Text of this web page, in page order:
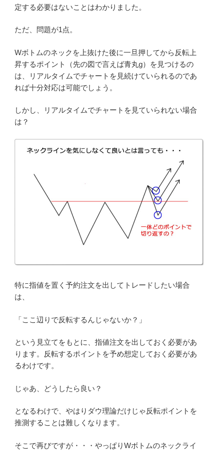
定する必要はないことはわかりました。
ただ、問題が1点。
Wボトムのネックを上抜けた後に一旦押してから反転上
昇するポイント（先の図で言えば青丸g）を見つけるの
は、リアルタイムでチャートを見続けていられるのであ
れば十分対応は可能でしょう。
しかし、リアルタイムでチャートを見ていられない場合
は？
特に指値を置く予約注文を出してトレードしたい場合
は、
「ここ辺りで反転するんじゃないか？」
という見立てをもとに、指値注文を出しておく必要があ
ります。反転するポイントを予め想定しておく必要があ
るわけです。
じゃあ、どうしたら良い？
となるわけで、やはりダウ理論だけじゃ反転ポイントを
推測することは難しくなります。
そこで再びですが・・・やっぱりWボトムのネックライ